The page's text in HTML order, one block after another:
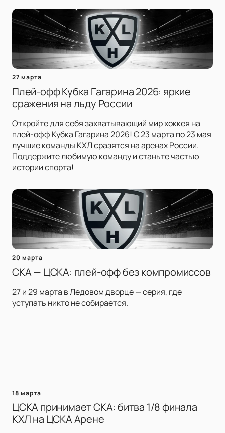
27 марта
Плей-офф Кубка Гагарина 2026: яркие
сражения на льду России
Откройте для себя захватывающий мир хоккея на
плей-офф Кубка Гагарина 2026! С 23 марта по 23 мая
лучшие команды КХЛ сразятся на аренах России.
Поддержите любимую команду и станьте частью
истории спорта!
20 марта
СКА — ЦСКА: плей-офф без компромиссов
27 и 29 марта в Ледовом дворце — серия, где
уступать никто не собирается.
18 марта
ЦСКА принимает СКА: битва 1/8 финала
КХЛ на ЦСКА Арене